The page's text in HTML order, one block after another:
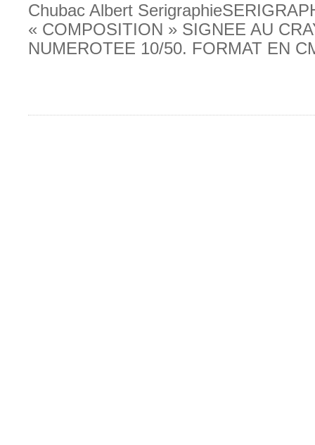
Chubac Albert
« COMPOSITION » SIGNEE AU
NUMEROTEE 10/50. FORMAT EN